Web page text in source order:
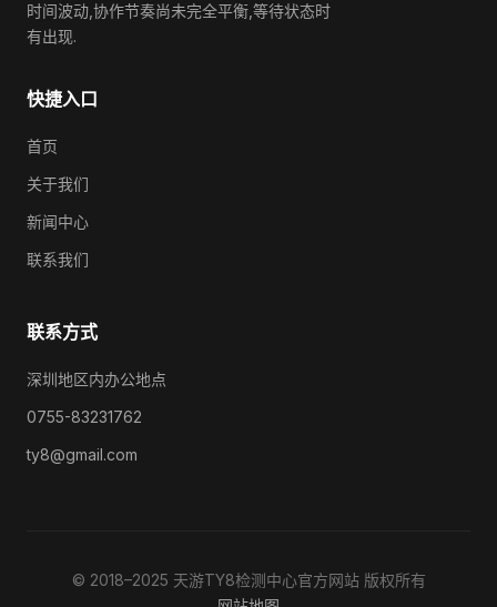
时间波动,协作节奏尚未完全平衡,等待状态时
有出现.
快捷入口
首页
关于我们
新闻中心
联系我们
联系方式
深圳地区内办公地点
0755-83231762
ty8@gmail.com
© 2018–2025 天游TY8检测中心官方网站 版权所有